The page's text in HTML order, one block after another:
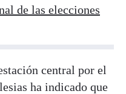
de las elecciones
central por el
ha indicado que